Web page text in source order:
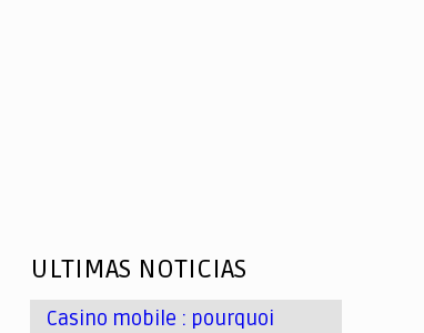
ULTIMAS NOTICIAS
Casino mobile : pourquoi